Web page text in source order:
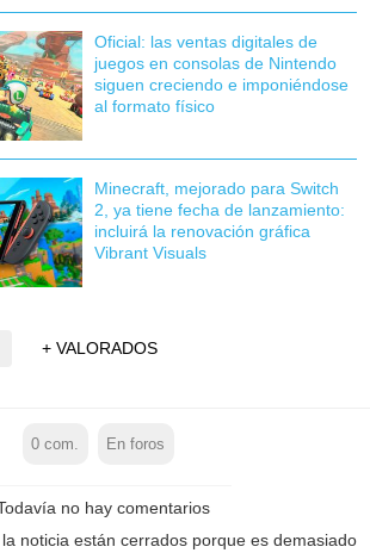
Oficial: las ventas digitales de
juegos en consolas de Nintendo
siguen creciendo e imponiéndose
al formato físico
Minecraft, mejorado para Switch
2, ya tiene fecha de lanzamiento:
incluirá la renovación gráfica
Vibrant Visuals
+ VALORADOS
0 com. En foros
no hay comentarios
noticia están cerrados porque es demasiado